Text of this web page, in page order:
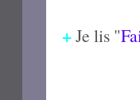
+Je lis "